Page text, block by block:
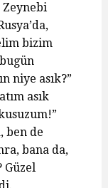
bizim
niye asık?”
asık
ben de
bana da,
Güzel